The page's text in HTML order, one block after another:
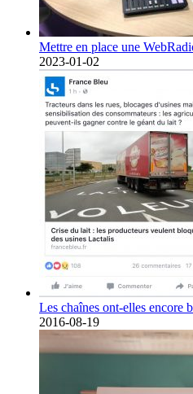
Mettre en place une
2023-01-02
Les chaînes ont-elles encore
2016-08-19